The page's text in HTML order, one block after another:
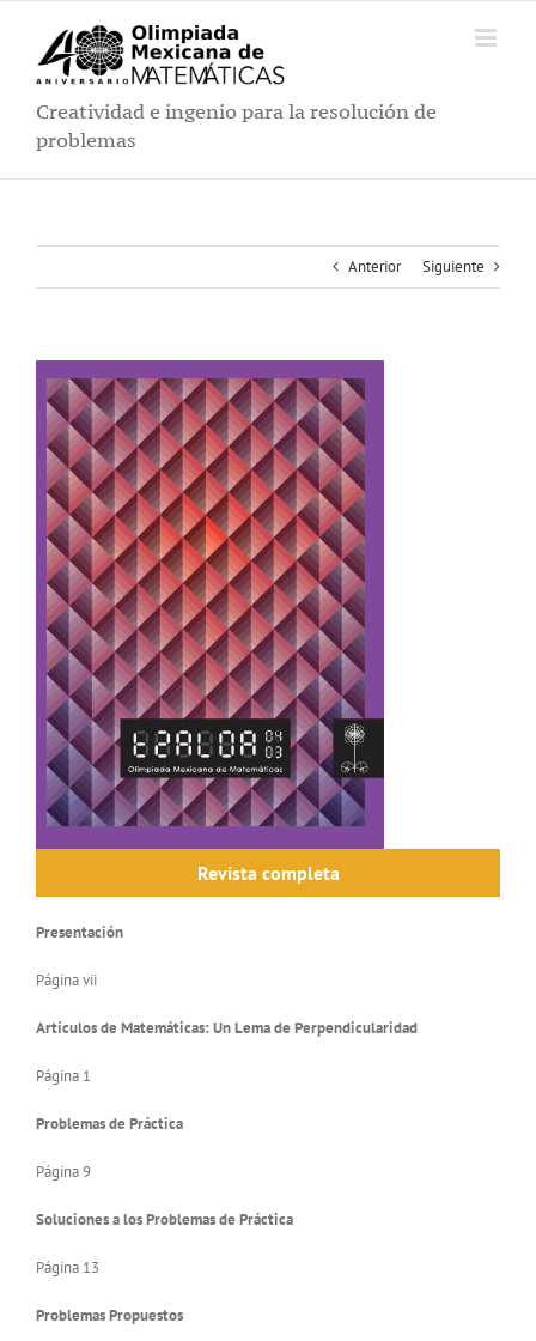
contenido
Creatividad e ingenio para la resolución de
problemas
Anterior Siguiente
Revista completa
Presentación
Página vii
Artículos de Matemáticas: Un Lema de Perpendicularidad
Página 1
Problemas de Práctica
Página 9
Soluciones a los Problemas de Práctica
Página 13
Problemas Propuestos